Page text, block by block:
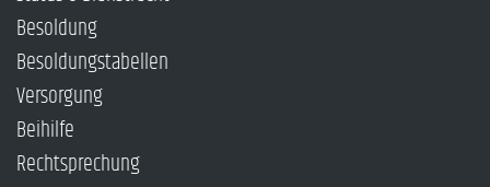
Besoldung
Besoldungstabellen
Versorgung
Beihilfe
Rechtsprechung